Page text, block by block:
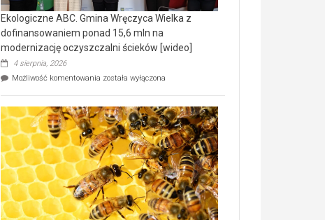
Ekologiczne ABC. Gmina Wręczyca Wielka z
dofinansowaniem ponad 15,6 mln na
modernizację oczyszczalni ścieków [wideo]
4 sierpnia, 2026
Możliwość komentowania Ekologiczne
Wręczyca
Wielka
z
dofinansowaniem
ponad
15,6
mln
na
modernizację
oczyszczalni
została wyłączona